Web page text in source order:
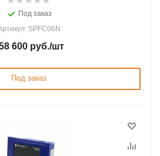
Под заказ
SPFC06N
600 руб./шт
Под заказ